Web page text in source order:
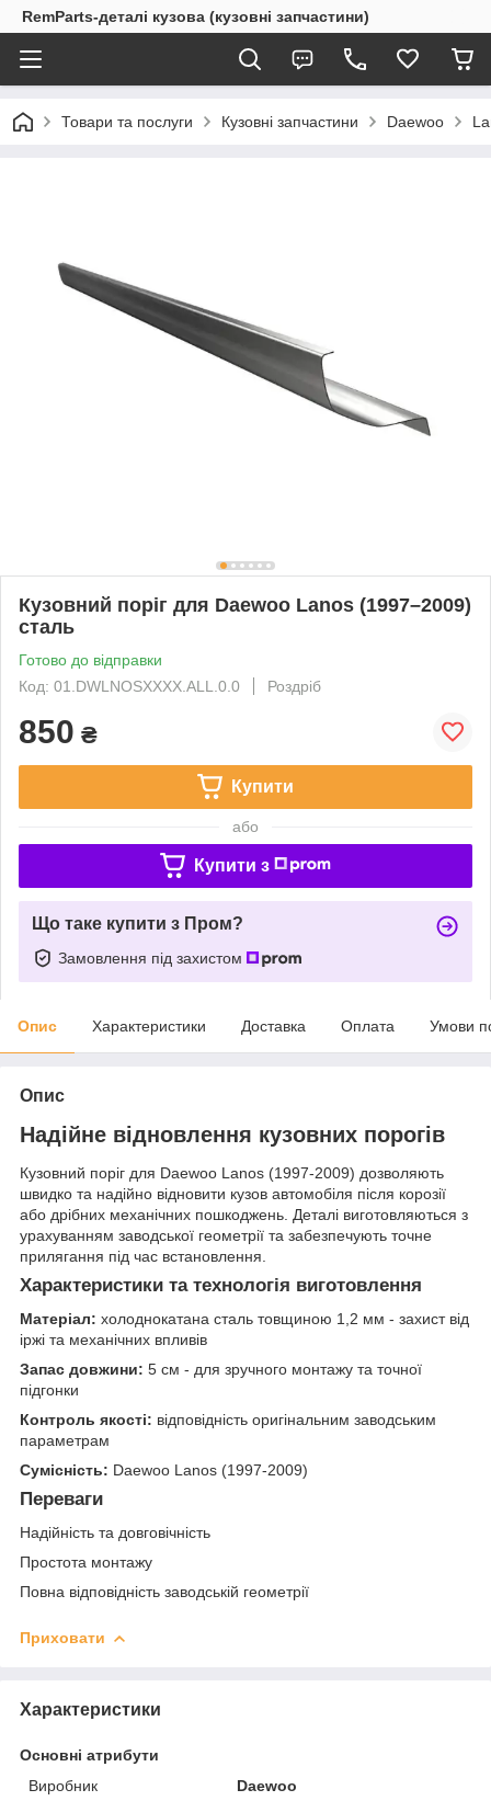
RemParts-деталі кузова (кузовні запчастини)
Товари та послуги Кузовні запчастини Daewoo
Кузовний поріг для Daewoo Lanos (1997–2009)
сталь
Готово до відправки
Код: 01.DWLNOSXXXX.ALL.0.0
Роздріб
850 ₴
Купити
або
Купити з
Що таке купити з Пром?
Замовлення під захистом
Опис Характеристики Доставка Оплата Умови
Опис
Надійне відновлення кузовних порогів
Кузовний поріг для Daewoo Lanos (1997-2009) дозволяють
швидко та надійно відновити кузов автомобіля після корозії
або дрібних механічних пошкоджень. Деталі виготовляються з
урахуванням заводської геометрії та забезпечують точне
прилягання під час встановлення.
Характеристики та технологія виготовлення
Матеріал: холоднокатана сталь товщиною 1,2 мм - захист від
іржі та механічних впливів
Запас довжини: 5 см - для зручного монтажу та точної
підгонки
Контроль якості: відповідність оригінальним заводським
параметрам
Сумісність: Daewoo Lanos (1997-2009)
Переваги
Надійність та довговічність
Простота монтажу
Повна відповідність заводській геометрії
Приховати
Характеристики
Основні атрибути
Виробник
Daewoo